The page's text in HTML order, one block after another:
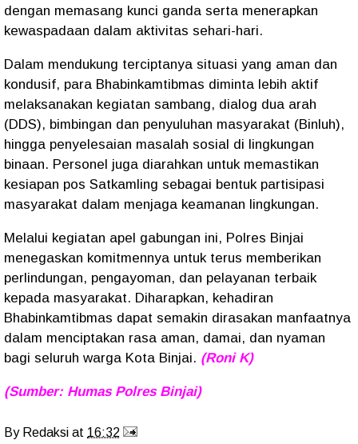
dengan memasang kunci ganda serta menerapkan
kewaspadaan dalam aktivitas sehari-hari.
Dalam mendukung terciptanya situasi yang aman dan
kondusif, para Bhabinkamtibmas diminta lebih aktif
melaksanakan kegiatan sambang, dialog dua arah
(DDS), bimbingan dan penyuluhan masyarakat (Binluh),
hingga penyelesaian masalah sosial di lingkungan
binaan. Personel juga diarahkan untuk memastikan
kesiapan pos Satkamling sebagai bentuk partisipasi
masyarakat dalam menjaga keamanan lingkungan.
Melalui kegiatan apel gabungan ini, Polres Binjai
menegaskan komitmennya untuk terus memberikan
perlindungan, pengayoman, dan pelayanan terbaik
kepada masyarakat. Diharapkan, kehadiran
Bhabinkamtibmas dapat semakin dirasakan manfaatnya
dalam menciptakan rasa aman, damai, dan nyaman
bagi seluruh warga Kota Binjai. (Roni K)
(Sumber: Humas Polres Binjai)
By Redaksi at 16:32